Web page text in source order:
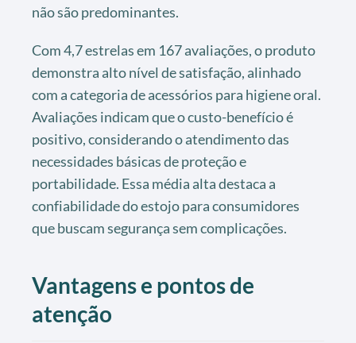
não são predominantes.
Com 4,7 estrelas em 167 avaliações, o produto
demonstra alto nível de satisfação, alinhado
com a categoria de acessórios para higiene oral.
Avaliações indicam que o custo-benefício é
positivo, considerando o atendimento das
necessidades básicas de proteção e
portabilidade. Essa média alta destaca a
confiabilidade do estojo para consumidores
que buscam segurança sem complicações.
Vantagens e pontos de
atenção